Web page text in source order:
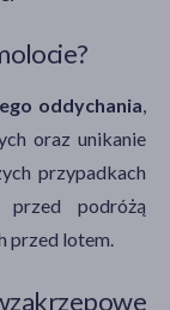
oddychania,
oraz unikanie
przypadkach
podróżą
przed lotem.